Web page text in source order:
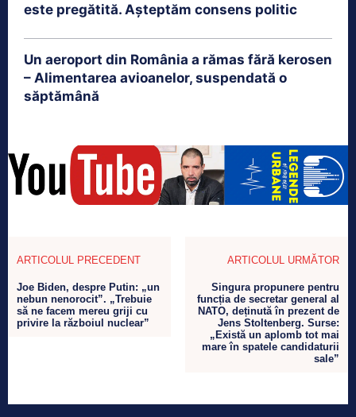
este pregătită. Așteptăm consens politic
Un aeroport din România a rămas fără kerosen
– Alimentarea avioanelor, suspendată o
săptămână
ARTICOLUL PRECEDENT
Joe Biden, despre Putin: „un
nebun nenorocit”. „Trebuie
să ne facem mereu griji cu
privire la războiul nuclear”
ARTICOLUL URMĂTOR
Singura propunere pentru
funcția de secretar general al
NATO, deținută în prezent de
Jens Stoltenberg. Surse:
„Există un aplomb tot mai
mare în spatele candidaturii
sale”